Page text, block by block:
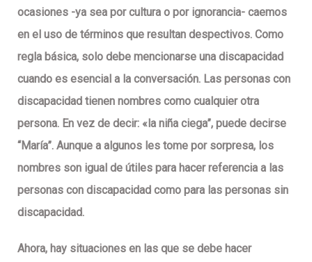
ocasiones -ya sea por cultura o por ignorancia- caemos
en el uso de términos que resultan despectivos. Como
regla básica, solo debe mencionarse una discapacidad
cuando es esencial a la conversación. Las personas con
discapacidad tienen nombres como cualquier otra
persona. En vez de decir: «la niña ciega”, puede decirse
“María”. Aunque a algunos les tome por sorpresa, los
nombres son igual de útiles para hacer referencia a las
personas con discapacidad como para las personas sin
discapacidad.
Ahora, hay situaciones en las que se debe hacer